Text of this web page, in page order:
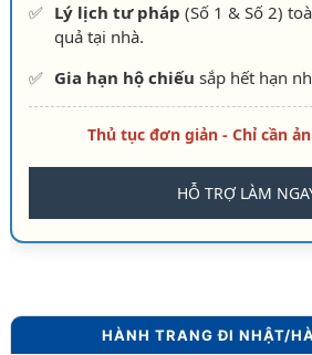
✅ Lý lịch tư pháp (Số 1 & Số 2)
quả tại nhà.
✅ Gia hạn hộ chiếu sắp hết hạn
Thủ tục đơn giản - Chỉ cần
HỖ TRỢ LÀM
HÀNH TRANG ĐI NHẬT/